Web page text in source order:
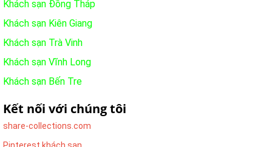
Khách sạn Đồng Tháp
Khách sạn Kiên Giang
Khách sạn Trà Vinh
Khách sạn Vĩnh Long
Khách sạn Bến Tre
Kết nối với chúng tôi
share-collections.com